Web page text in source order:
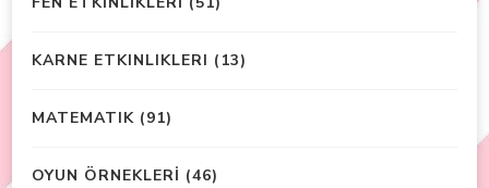
KARNE ETKINLIKLERI (13)
MATEMATIK (91)
OYUN ÖRNEKLERİ (46)